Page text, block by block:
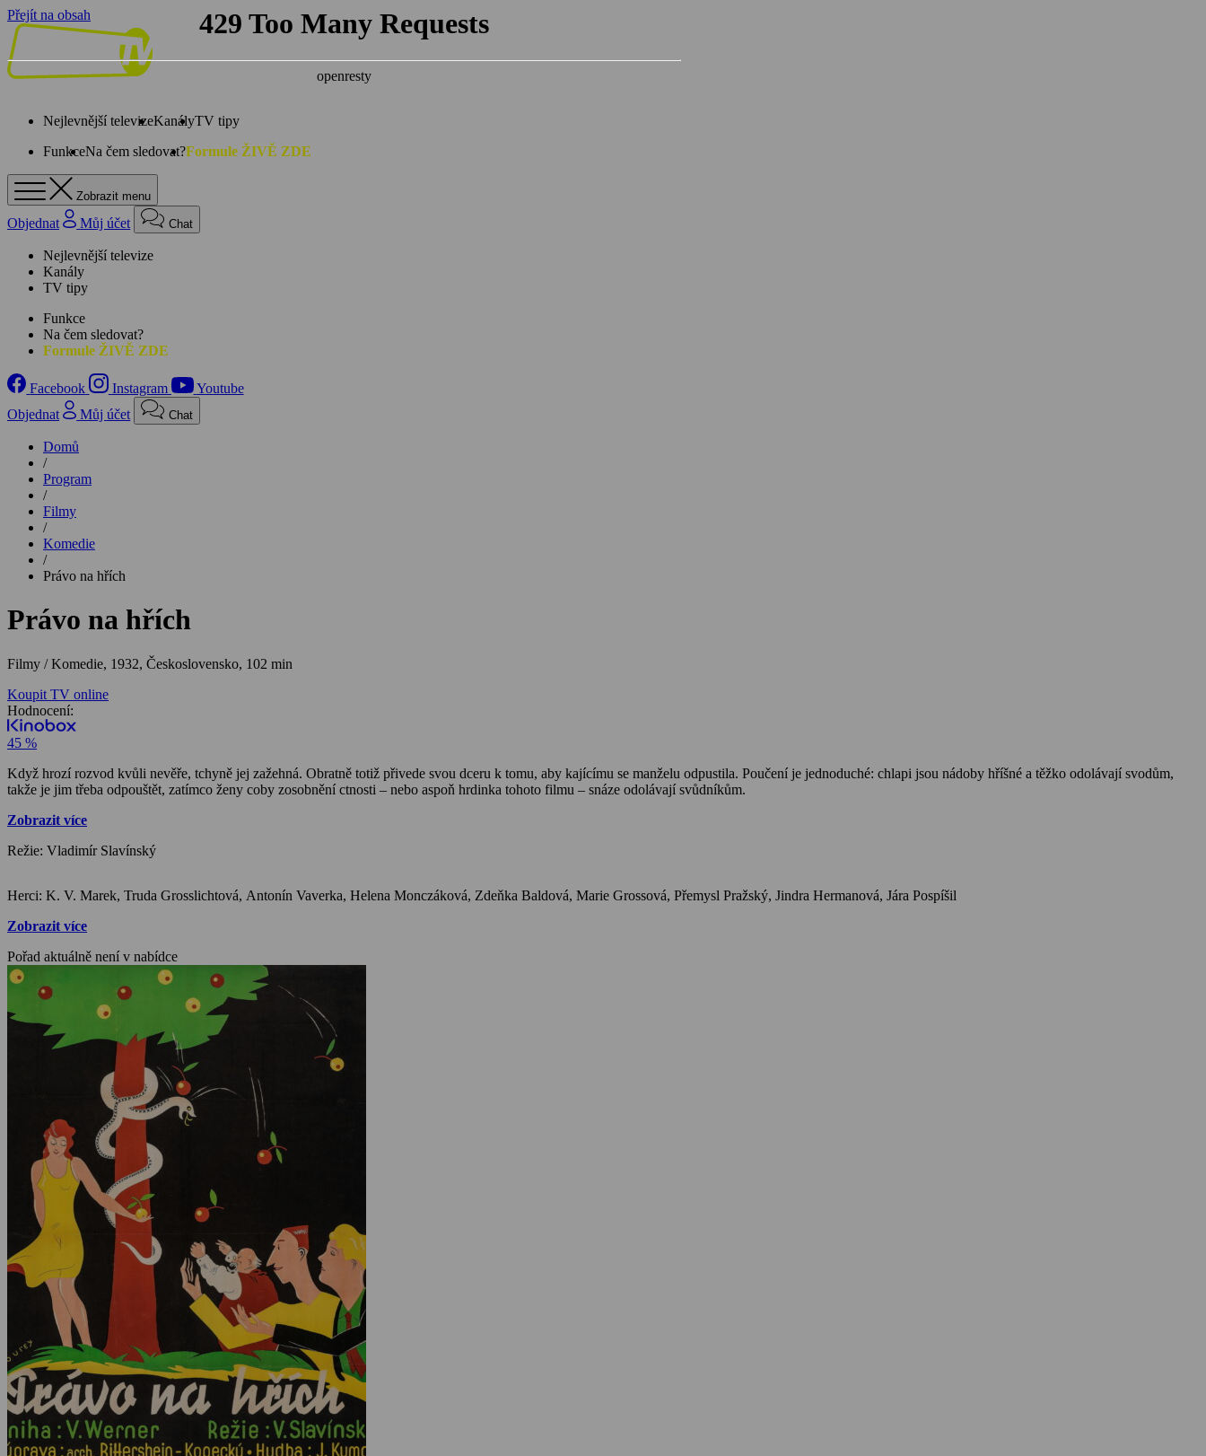
Přejít na obsah
Nejlevnější televizeKanályTV tipy
FunkceNa čem sledovat?Formule ŽIVĚ ZDE
Zobrazit menu
Objednat Můj účet Chat
Nejlevnější televize
Kanály
TV tipy
Funkce
Na čem sledovat?
Formule ŽIVĚ ZDE
Facebook Instagram
Youtube
Objednat
Můj účet Chat
Domů
/
Program
/
Filmy
/
Komedie
/
Právo na hřích
Právo na hřích
Filmy / Komedie, 1932, Československo, 102 min
Koupit TV online
Hodnocení:
45 %
Když hrozí rozvod kvůli nevěře, tchyně jej zažehná. Obratně totiž přivede svou dceru k tomu, aby kajícímu se manželu odpustila. Poučení je jednoduché: chlapi jsou nádoby hříšné a těžko odolávají svodům,
takže je jim třeba odpouštět, zatímco ženy coby zosobnění ctnosti – nebo aspoň hrdinka tohoto filmu – snáze odolávají svůdníkům.
Zobrazit více
Režie: Vladimír Slavínský
Herci: K. V. Marek, Truda Grosslichtová, Antonín Vaverka, Helena Monczáková, Zdeňka Baldová, Marie Grossová, Přemysl Pražský, Jindra Hermanová, Jára Pospíšil
Zobrazit více
Pořad aktuálně není v nabídce